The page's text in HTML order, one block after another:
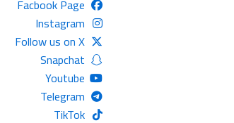
Facbook Page
Instagram
Follow us on X
Snapchat
Youtube
Telegram
TikTok